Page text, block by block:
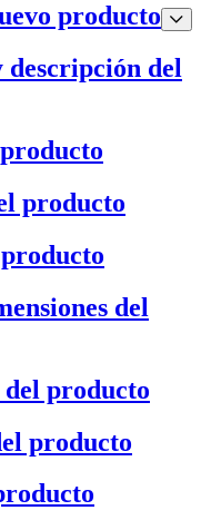
producto
del
producto
del
producto
producto